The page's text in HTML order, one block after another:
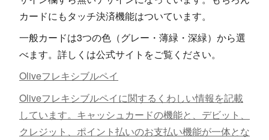
カードにもタッチ決済機能はついています。
一般カードは3つの色（グレー・薄緑・深緑）から選
べます。詳しくは公式サイトをご覧ください。
Oliveフレキシブルペイ
Oliveフレキシブルペイに関するくわしい情報を記載
しています。キャッシュカードの機能と、デビット、
クレジット、ポイント払いのお支払い機能が一体とな